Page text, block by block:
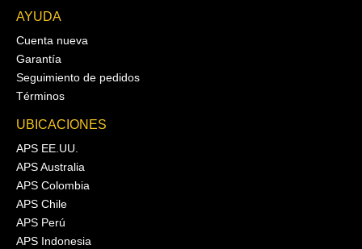
AYUDA
Cuenta nueva
Garantía
Seguimiento de pedidos
Términos
UBICACIONES
APS EE.UU.
APS Australia
APS Colombia
APS Chile
APS Perú
APS Indonesia